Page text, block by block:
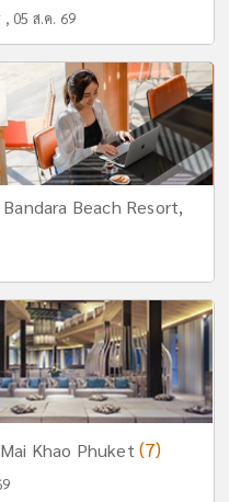
, 05 ส.ค. 69
Beach Resort,
Khao Phuket (7)